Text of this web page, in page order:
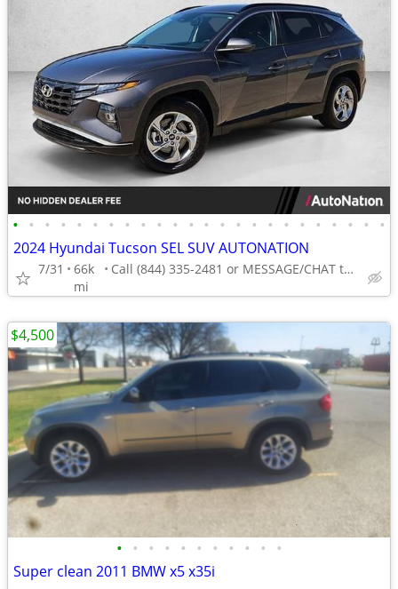
• • • • • • • • • • • • • • • • • • • • • • • •
2024 Hyundai Tucson SEL SUV AUTONATION
7/31
66k
mi
Call (844) 335-2481 or MESSAGE/CHAT to confirm availability
• • • • • • • • • • •
Super clean 2011 BMW x5 x35i
$4,500